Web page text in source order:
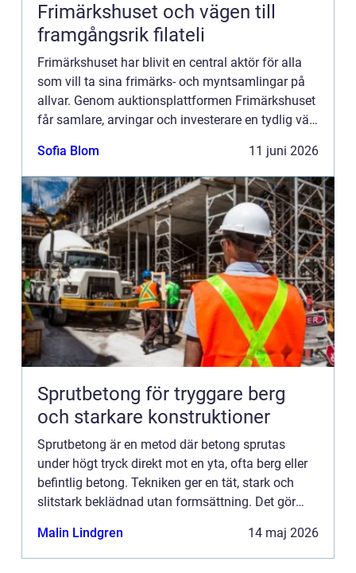
Frimärkshuset och vägen till
framgångsrik filateli
Frimärkshuset har blivit en central aktör för alla
som vill ta sina frimärks- och myntsamlingar på
allvar. Genom auktionsplattformen Frimärkshuset
får samlare, arvingar och investerare en tydlig väg
Sofia Blom 11 juni 2026
Sprutbetong för tryggare berg
och starkare konstruktioner
Sprutbetong är en metod där betong sprutas
under högt tryck direkt mot en yta, ofta berg eller
befintlig betong. Tekniken ger en tät, stark och
slitstark beklädnad utan formsättning. Det gör
Malin Lindgren 14 maj 2026